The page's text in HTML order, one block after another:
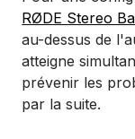
RØDE Stereo
au-dessus de
atteigne
prévenir les
par la suite.